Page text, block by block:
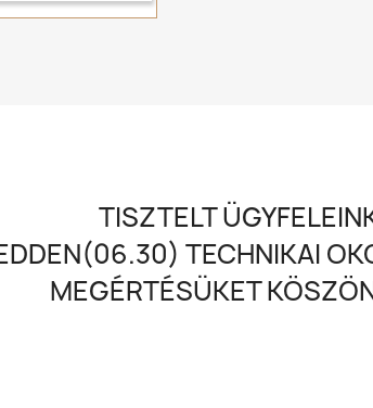
TISZTELT
TECHNIKAI
MEGÉRTÉSÜKET